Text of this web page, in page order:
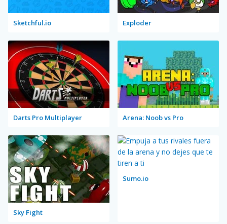
Sketchful.io Exploder
Darts Pro Multiplayer Arena: Noob vs Pro
Sky Fight
Sumo.io